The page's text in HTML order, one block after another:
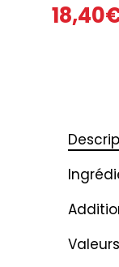
18,40